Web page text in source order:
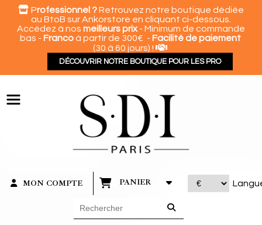
 Professionnel ?Retrouvez notre boutique dédiée
au BtoB sur Ankorstore en cliquant ci-dessous.
Accédez à nos meilleurs prix- Minimum de commande
bas - Francoà partir de 300€ - Facilité de paiement
(30 à 60 jours) ! 
DÉCOUVRIR NOTRE BOUTIQUE POUR LES PRO
MON COMPTE PANIER
Panneau de gestion des cookies